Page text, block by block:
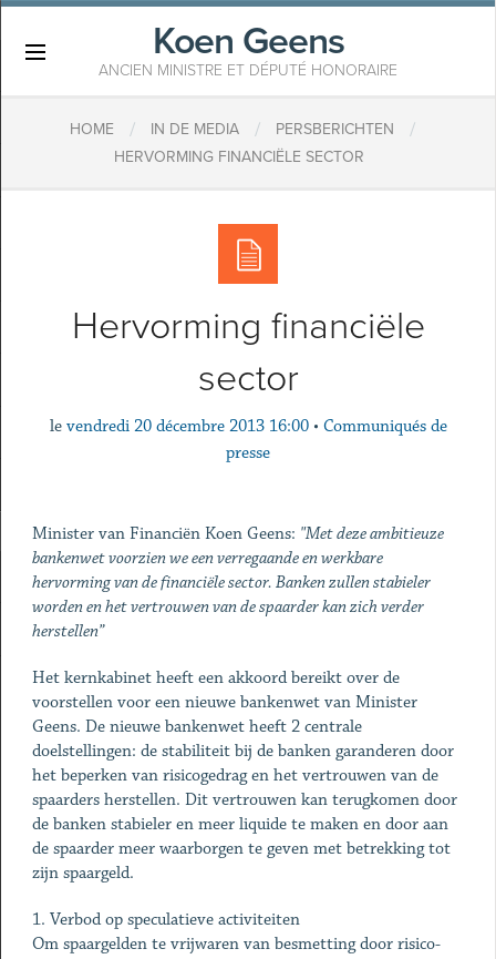
Koen Geens
ANCIEN MINISTRE ET DÉPUTÉ HONORAIRE
HOME / IN DE MEDIA / PERSBERICHTEN /
HERVORMING FINANCIËLE SECTOR
Hervorming financiële
sector
le vendredi 20 décembre 2013 16:00 • Communiqués de
presse
Minister van Financiën Koen Geens: "Met deze ambitieuze
bankenwet voorzien we een verregaande en werkbare
hervorming van de financiële sector. Banken zullen stabieler
worden en het vertrouwen van de spaarder kan zich verder
herstellen”
Het kernkabinet heeft een akkoord bereikt over de
voorstellen voor een nieuwe bankenwet van Minister
Geens. De nieuwe bankenwet heeft 2 centrale
doelstellingen: de stabiliteit bij de banken garanderen door
het beperken van risicogedrag en het vertrouwen van de
spaarders herstellen. Dit vertrouwen kan terugkomen door
de banken stabieler en meer liquide te maken en door aan
de spaarder meer waarborgen te geven met betrekking tot
zijn spaargeld.
1. Verbod op speculatieve activiteiten
Om spaargelden te vrijwaren van besmetting door risico-